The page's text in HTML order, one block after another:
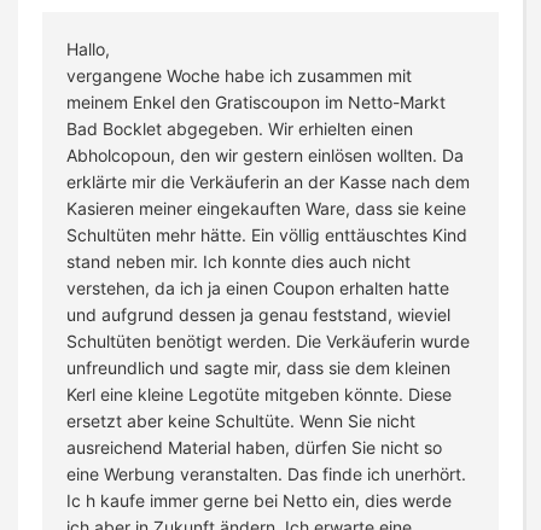
Hallo,
vergangene Woche habe ich zusammen mit
meinem Enkel den Gratiscoupon im Netto-Markt
Bad Bocklet abgegeben. Wir erhielten einen
Abholcopoun, den wir gestern einlösen wollten. Da
erklärte mir die Verkäuferin an der Kasse nach dem
Kasieren meiner eingekauften Ware, dass sie keine
Schultüten mehr hätte. Ein völlig enttäuschtes Kind
stand neben mir. Ich konnte dies auch nicht
verstehen, da ich ja einen Coupon erhalten hatte
und aufgrund dessen ja genau feststand, wieviel
Schultüten benötigt werden. Die Verkäuferin wurde
unfreundlich und sagte mir, dass sie dem kleinen
Kerl eine kleine Legotüte mitgeben könnte. Diese
ersetzt aber keine Schultüte. Wenn Sie nicht
ausreichend Material haben, dürfen Sie nicht so
eine Werbung veranstalten. Das finde ich unerhört.
Ic h kaufe immer gerne bei Netto ein, dies werde